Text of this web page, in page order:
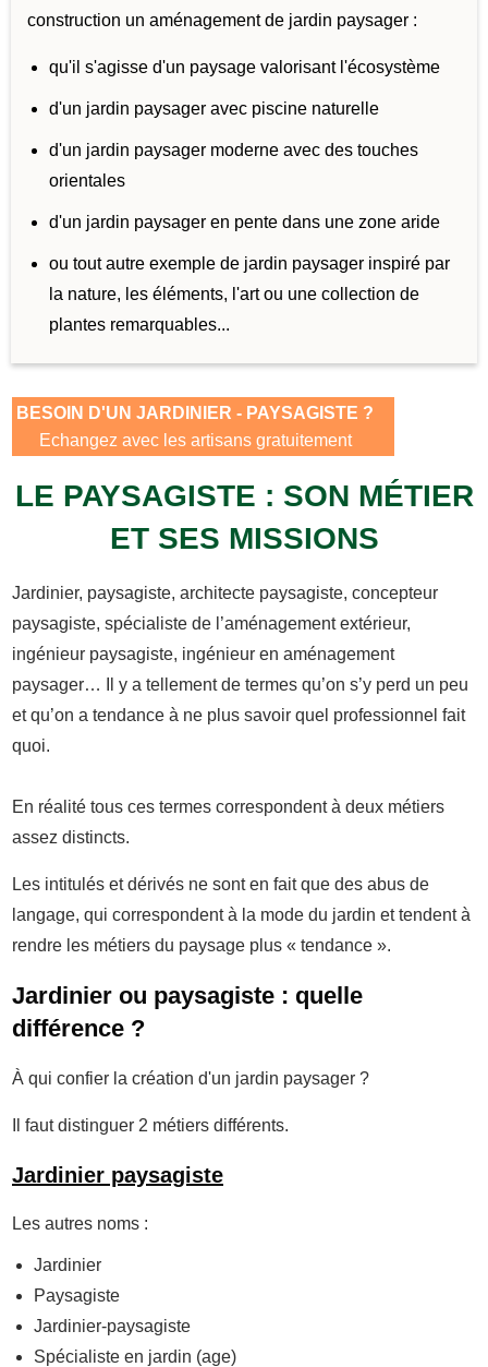
construction un aménagement de jardin paysager :
qu'il s'agisse d'un paysage valorisant l'écosystème
d'un jardin paysager avec piscine naturelle
d'un jardin paysager moderne avec des touches
orientales
d'un jardin paysager en pente dans une zone aride
ou tout autre exemple de jardin paysager inspiré par
la nature, les éléments, l'art ou une collection de
plantes remarquables...
BESOIN D'UN JARDINIER - PAYSAGISTE ?
Echangez avec les artisans gratuitement
LE PAYSAGISTE : SON MÉTIER
ET SES MISSIONS
Jardinier, paysagiste, architecte paysagiste, concepteur
paysagiste, spécialiste de l’aménagement extérieur,
ingénieur paysagiste, ingénieur en aménagement
paysager… Il y a tellement de termes qu’on s’y perd un peu
et qu’on a tendance à ne plus savoir quel professionnel fait
quoi.
En réalité tous ces termes correspondent à deux métiers
assez distincts.
Les intitulés et dérivés ne sont en fait que des abus de
langage, qui correspondent à la mode du jardin et tendent à
rendre les métiers du paysage plus « tendance ».
Jardinier ou paysagiste : quelle
différence ?
À qui confier la création d'un jardin paysager ?
Il faut distinguer 2 métiers différents.
Jardinier paysagiste
Les autres noms :
Jardinier
Paysagiste
Jardinier-paysagiste
Spécialiste en jardin (age)